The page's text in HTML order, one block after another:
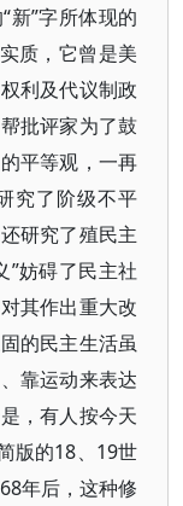
新”字所体现的
质，它曾是美
利及代议制政
批评家为了鼓
平等观，一再
究了阶级不平
研究了殖民主
”妨碍了民主社
其作出重大改
的民主生活虽
靠运动来表达
，有人按今天
版的18、19世
年后，这种修